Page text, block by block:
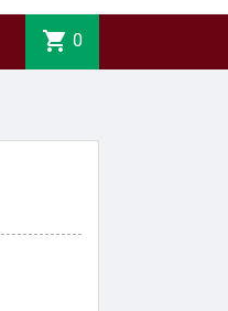
shopping_cart 0